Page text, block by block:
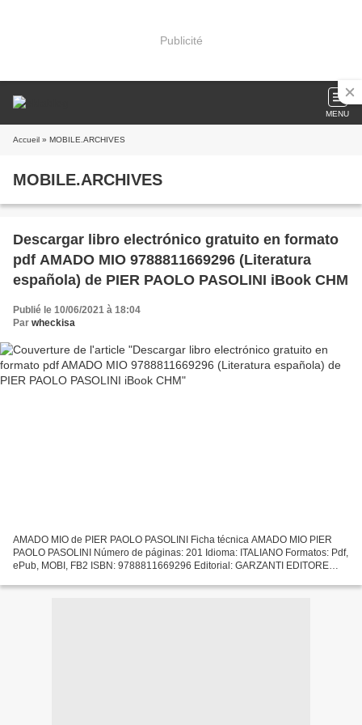
Publicité
MENU
Accueil » MOBILE.ARCHIVES
MOBILE.ARCHIVES
Descargar libro electrónico gratuito en formato
pdf AMADO MIO 9788811669296 (Literatura
española) de PIER PAOLO PASOLINI iBook CHM
Publié le 10/06/2021 à 18:04
Par wheckisa
AMADO MIO de PIER PAOLO PASOLINI Ficha técnica AMADO MIO PIER
PAOLO PASOLINI Número de páginas: 201 Idioma: ITALIANO Formatos: Pdf,
ePub, MOBI, FB2 ISBN: 9788811669296 Editorial: GARZANTI EDITORE